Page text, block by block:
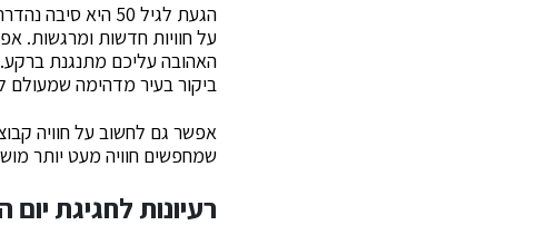
הגעת לגיל 50 היא סיבה נהדרת לחגיגה יוצאת דופן. כאשר אנו חושבים על
על חוויות חדשות ומרגשות.
האהובה עליכם מתנגנת ברקע.
ביקור בעיר מדהימה שמעולם
אפשר גם לחשוב על חוויה
שמחפשים חוויה מעט יותר
רעיונות לחגיגת יום